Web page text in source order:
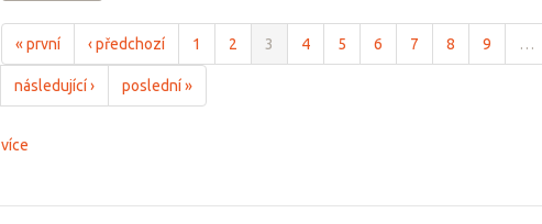
« první ‹ předchozí 1 2 3 4 5 6 7 8 9 …
následující › poslední »
více